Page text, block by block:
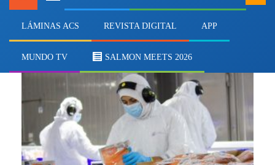
LÁMINAS ACS REVISTA DIGITAL APP
MUNDO TV SALMON MEETS 2026
San José de Calbuco